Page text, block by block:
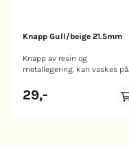
Knapp Gull/beige 21.5mm
Knapp av resin og
metallegering. kan vaskes på
21.5mm
29,-